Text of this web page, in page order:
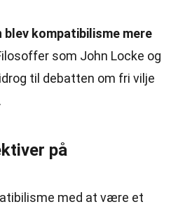
kompatibilisme mere
som John Locke og
til debatten om fri vilje
på
med at være et